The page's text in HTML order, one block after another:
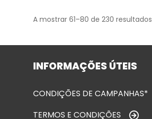
A mostrar 61–80 de 230 resultados
INFORMAÇÕES ÚTEIS
CONDIÇÕES DE CAMPANHAS*
TERMOS E CONDIÇÕES